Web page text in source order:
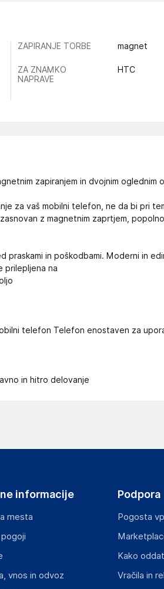
ZAPIRANJE TORBE magnet
ZA ZNAMKO
NAPRAVE
HTC
zapiranjem in dvojnim oglednim
za vaš mobilni telefon, ne da bi pri
z magnetnim zaprtjem,
praskami in poškodbami. Moderni in
prilepljena na
telefon Telefon enostaven za
in hitro delovanje
informacije
mesta
vnos in odvoz
Podpora
Pogosta
Kako
Vračila in